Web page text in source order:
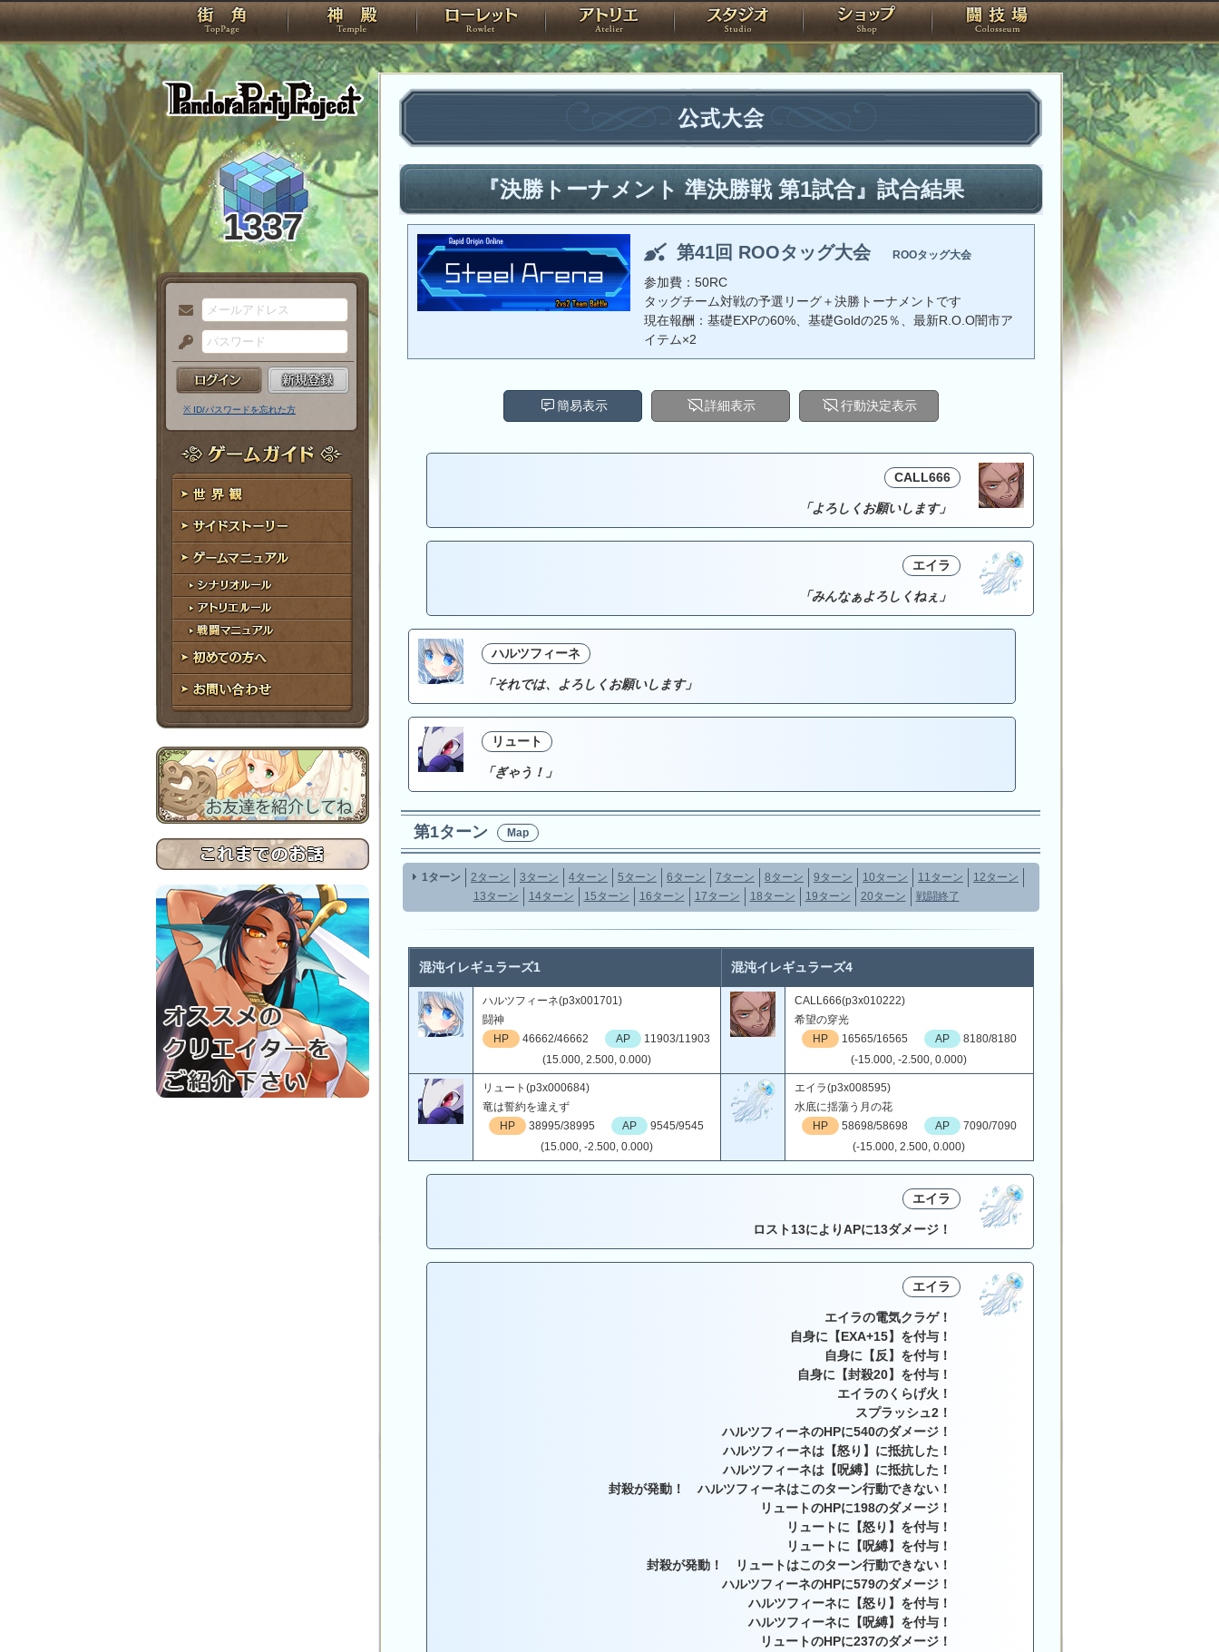
PandoraPartyProject
TOP 神殿 ローレット アトリエ スタジオ ショップ 闘技場
1337
メ
ー
ル
ア
ド
レ
ス
パ
ス
ー
ド
※ ID/パスワードを忘れた方
ゲームガイド
世界観
サイドストーリー
ゲームマニュアル
シナリオルール
アトリエルール
戦闘マニュアル
初めての方へ
お問い合わせ
公式大会
『決勝トーナメント 準決勝戦 第1試合』試合結果
第41回 ROOタッグ大会 ROOタッグ大会
参加費：50RC
タッグチーム対戦の予選リーグ＋決勝トーナメントです
現在報酬：基礎EXPの60%、基礎Goldの25％、最新R.O.O闇市ア
イテム×2
簡易表示 詳細表示 行動決定表示
CALL666
「よろしくお願いします」
エイラ
「みんなぁよろしくねぇ」
ハルツフィーネ
「それでは、よろしくお願いします」
リュート
「ぎゃう！」
第1ターン Map
1ターン 2ターン 3ターン 4ターン 5ターン 6ターン 7ターン 8ターン 9ターン 10ターン 11ターン
12ターン
13ターン
14ターン 15ターン 16ターン 17ターン 18ターン 19ターン 20ターン 戦闘終了
混沌イレギュラーズ1 混沌イレギュラーズ4
ハルツフィーネ(p3x001701)
闘神
HP
46662/46662 AP
11903/11903
(15.000, 2.500, 0.000)
CALL666(p3x010222)
希望の穿光
HP
16565/16565 AP
8180/8180
(-15.000, -2.500, 0.000)
リュート(p3x000684)
竜は誓約を違えず
HP
38995/38995 AP
9545/9545
(15.000, -2.500, 0.000)
エイラ(p3x008595)
水底に揺蕩う月の花
HP
58698/58698 AP
7090/7090
(-15.000, 2.500, 0.000)
エイラ
ロスト13によりAPに13ダメージ！
エイラ
エイラの電気クラゲ！
自身に【EXA+15】を付与！
自身に【反】を付与！
自身に【封殺20】を付与！
エイラのくらげ火！
スプラッシュ2！
ハルツフィーネのHPに540のダメージ！
ハルツフィーネは【怒り】に抵抗した！
ハルツフィーネは【呪縛】に抵抗した！
封殺が発動！ ハルツフィーネはこのターン行動できない！
リュートのHPに198のダメージ！
リュートに【怒り】を付与！
リュートに【呪縛】を付与！
封殺が発動！ リュートはこのターン行動できない！
ハルツフィーネのHPに579のダメージ！
ハルツフィーネに【怒り】を付与！
ハルツフィーネに【呪縛】を付与！
リュートのHPに237のダメージ！